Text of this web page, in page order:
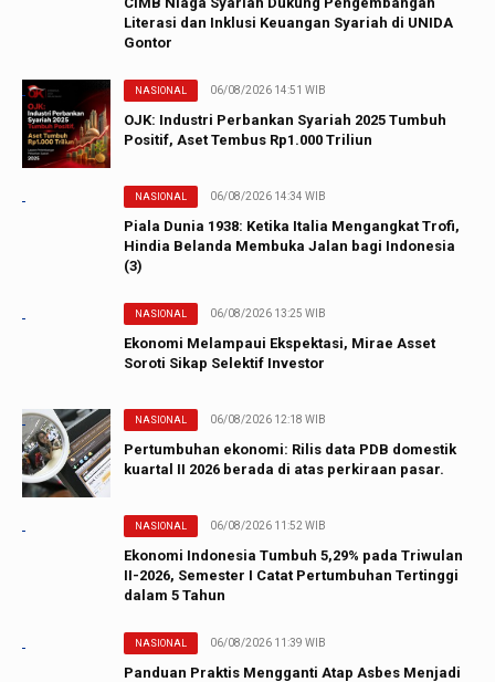
Literasi dan Inklusi Keuangan Syariah di UNIDA
Gontor
NASIONAL 06/08/2026 14:51 WIB
OJK: Industri Perbankan Syariah 2025 Tumbuh
Positif, Aset Tembus Rp1.000 Triliun
NASIONAL 06/08/2026 14:34 WIB
Piala Dunia 1938: Ketika Italia Mengangkat Trofi,
Hindia Belanda Membuka Jalan bagi Indonesia
(3)
NASIONAL 06/08/2026 13:25 WIB
Ekonomi Melampaui Ekspektasi, Mirae Asset
Soroti Sikap Selektif Investor
NASIONAL 06/08/2026 12:18 WIB
Pertumbuhan ekonomi: Rilis data PDB domestik
kuartal II 2026 berada di atas perkiraan pasar.
NASIONAL 06/08/2026 11:52 WIB
Ekonomi Indonesia Tumbuh 5,29% pada Triwulan
II-2026, Semester I Catat Pertumbuhan Tertinggi
dalam 5 Tahun
NASIONAL 06/08/2026 11:39 WIB
Panduan Praktis Mengganti Atap Asbes Menjadi